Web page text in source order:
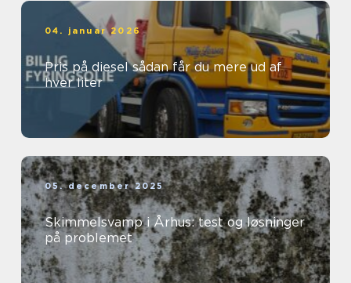
04. januar 2026
Pris på diesel sådan får du mere ud af
hver liter
05. december 2025
Skimmelsvamp i Århus: test og løsninger
på problemet